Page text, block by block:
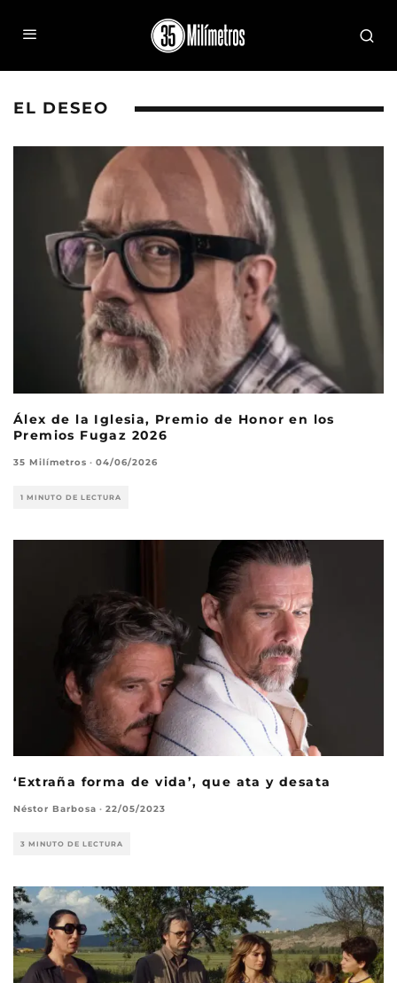
EL DESEO
Álex de la Iglesia, Premio de Honor en los
Premios Fugaz 2026
35 Milímetros · 04/06/2026
1 MINUTO DE LECTURA
‘Extraña forma de vida’, que ata y desata
Néstor Barbosa · 22/05/2023
3 MINUTO DE LECTURA